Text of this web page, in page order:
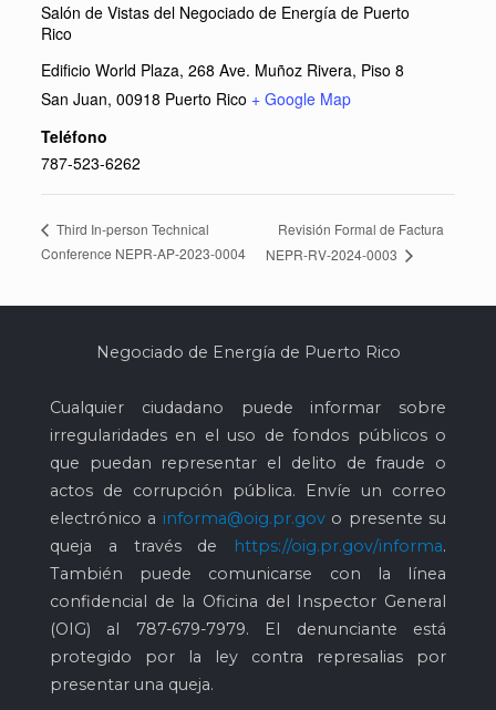
Salón de Vistas del Negociado de Energía de Puerto
Rico
Edificio World Plaza, 268 Ave. Muñoz Rivera, Piso 8
San Juan, 00918 Puerto Rico + Google Map
Teléfono
787-523-6262
Third In-person Technical
Conference NEPR-AP-2023-0004
Revisión Formal de Factura
NEPR-RV-2024-0003
Negociado de Energía de Puerto Rico
Cualquier ciudadano puede informar sobre
irregularidades en el uso de fondos públicos o
que puedan representar el delito de fraude o
actos de corrupción pública. Envíe un correo
electrónico a informa@oig.pr.govo presente su
queja a través de
https://oig.pr.gov/informa.
También puede comunicarse con la línea
confidencial de la Oficina del Inspector General
(OIG) al 787-679-7979. El denunciante está
protegido por la ley contra represalias por
presentar una queja.